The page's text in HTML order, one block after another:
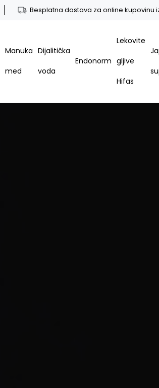
Besplatna dostava za online kupovinu
Manuka
med
Dijalitička
voda
Endonorm
Lekovite
gljive
Hifas